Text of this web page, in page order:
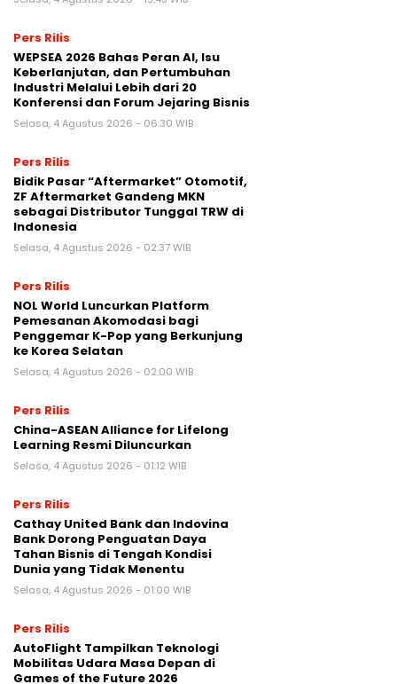
Pers Rilis
WEPSEA 2026 Bahas Peran AI, Isu
Keberlanjutan, dan Pertumbuhan
Industri Melalui Lebih dari 20
Konferensi dan Forum Jejaring Bisnis
Selasa, 4 Agustus 2026 - 06:30 WIB
Pers Rilis
Bidik Pasar “Aftermarket” Otomotif,
ZF Aftermarket Gandeng MKN
sebagai Distributor Tunggal TRW di
Indonesia
Selasa, 4 Agustus 2026 - 02:37 WIB
Pers Rilis
NOL World Luncurkan Platform
Pemesanan Akomodasi bagi
Penggemar K-Pop yang Berkunjung
ke Korea Selatan
Selasa, 4 Agustus 2026 - 02:00 WIB
Pers Rilis
China-ASEAN Alliance for Lifelong
Learning Resmi Diluncurkan
Selasa, 4 Agustus 2026 - 01:12 WIB
Pers Rilis
Cathay United Bank dan Indovina
Bank Dorong Penguatan Daya
Tahan Bisnis di Tengah Kondisi
Dunia yang Tidak Menentu
Selasa, 4 Agustus 2026 - 01:00 WIB
Pers Rilis
AutoFlight Tampilkan Teknologi
Mobilitas Udara Masa Depan di
Games of the Future 2026